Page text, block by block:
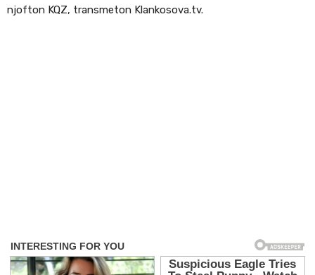
njofton KQZ, transmeton Klankosova.tv.